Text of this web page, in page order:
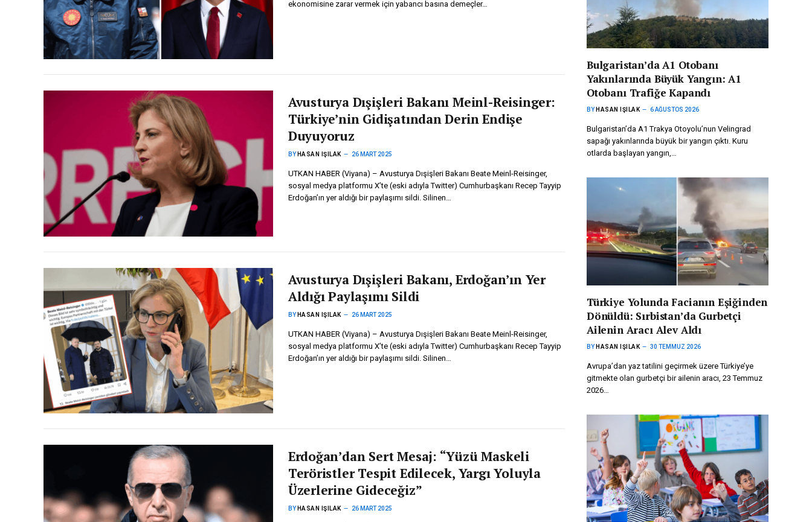
ekonomisine zarar vermek için yabancı basına demeçler…
Avusturya Dışişleri Bakanı Meinl-Reisinger:
Türkiye’nin Gidişatından Derin Endişe
Duyuyoruz
BY HASAN IŞILAK 26 MART 2025
UTKAN HABER (Viyana) – Avusturya Dışişleri Bakanı Beate Meinl-Reisinger,
sosyal medya platformu X’te (eski adıyla Twitter) Cumhurbaşkanı Recep Tayyip
Erdoğan’ın yer aldığı bir paylaşımı sildi. Silinen…
Avusturya Dışişleri Bakanı, Erdoğan’ın Yer
Aldığı Paylaşımı Sildi
BY HASAN IŞILAK 26 MART 2025
UTKAN HABER (Viyana) – Avusturya Dışişleri Bakanı Beate Meinl-Reisinger,
sosyal medya platformu X’te (eski adıyla Twitter) Cumhurbaşkanı Recep Tayyip
Erdoğan’ın yer aldığı bir paylaşımı sildi. Silinen…
Erdoğan’dan Sert Mesaj: “Yüzü Maskeli
Teröristler Tespit Edilecek, Yargı Yoluyla
Üzerlerine Gideceğiz”
BY HASAN IŞILAK 26 MART 2025
Bulgaristan’da A1 Otobanı
Yakınlarında Büyük Yangın: A1
Otobanı Trafiğe Kapandı
BY HASAN IŞILAK 6 AĞUSTOS 2026
Bulgaristan’da A1 Trakya Otoyolu’nun Velingrad
sapağı yakınlarında büyük bir yangın çıktı. Kuru
otlarda başlayan yangın,…
Türkiye Yolunda Facianın Eşiğinden
Dönüldü: Sırbistan’da Gurbetçi
Ailenin Aracı Alev Aldı
BY HASAN IŞILAK 30 TEMMUZ 2026
Avrupa’dan yaz tatilini geçirmek üzere Türkiye’ye
gitmekte olan gurbetçi bir ailenin aracı, 23 Temmuz
2026…